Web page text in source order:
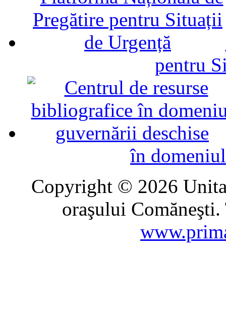
pentru
în
Copyright © 2026
oraşului